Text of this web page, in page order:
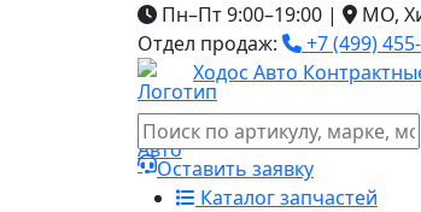
Пн–Пт 9:00–19:00 |
МО,
Отдел продаж:
+7 (499)
Ходос Авто
Оставить заявку
Каталог запчастей